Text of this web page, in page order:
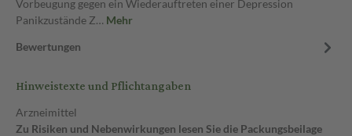
Vorbeugung gegen ein Wiederauftreten einer Depression
Panikzustände Z… Mehr
Bewertungen
Hinweistexte und Pflichtangaben
Arzneimittel
Zu Risiken und Nebenwirkungen lesen Sie die Packungsbeilage